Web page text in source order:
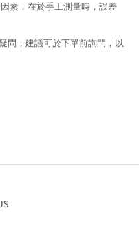
素，在於手工測量時，誤差
問，建議可於下單前詢問，以